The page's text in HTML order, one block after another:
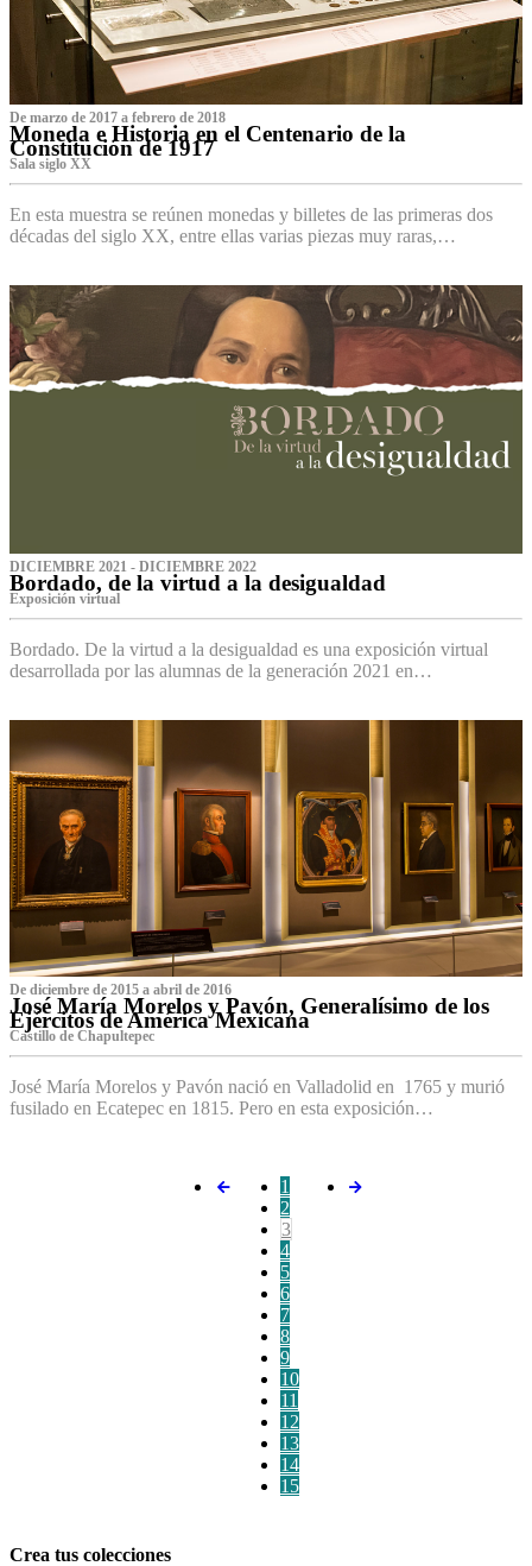
De marzo de 2017 a febrero de 2018
Moneda e Historia en el Centenario de la
Constitución de 1917
Sala siglo XX
En esta muestra se reúnen monedas y billetes de las primeras dos
décadas del siglo XX, entre ellas varias piezas muy raras,…
DICIEMBRE 2021 - DICIEMBRE 2022
Bordado, de la virtud a la desigualdad
Exposición virtual‌
Bordado. De la virtud a la desigualdad es una exposición virtual
desarrollada por las alumnas de la generación 2021 en…
De diciembre de 2015 a abril de 2016
José María Morelos y Pavón, Generalísimo de los
Ejércitos de América Mexicana
C‌astillo de Chapultepec
José María Morelos y Pavón nació en Valladolid en 1765 y murió
fusilado en Ecatepec en 1815. Pero en esta exposición…
1
2
3
4
5
6
7
8
9
10
11
12
13
14
15
Crea tus colecciones